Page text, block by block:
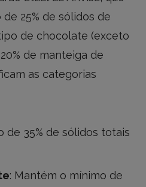
25% de sólidos de
de chocolate (exceto
de manteiga de
as categorias
de 35% de sólidos totais
: Mantém o mínimo de